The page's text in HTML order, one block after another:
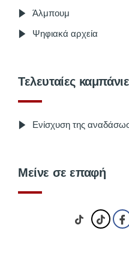
Άλμπουμ
Ψηφιακά αρχεία
Τελευταίες
Ενίσχυση της
Μείνε σε επαφή